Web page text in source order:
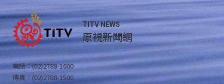
TITV NEWS
原視新聞網
電話：(02)2788-1600
傳真：(02)2788-1500